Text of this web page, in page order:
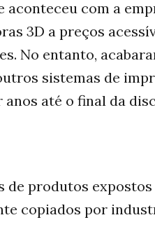
com a
3D a preços
No entanto,
sistemas de
até o final da
produtos expostos
copiados por